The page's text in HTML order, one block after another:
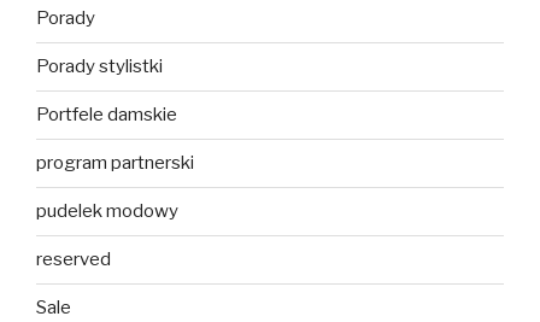
Porady
Porady stylistki
Portfele damskie
program partnerski
pudelek modowy
reserved
Sale